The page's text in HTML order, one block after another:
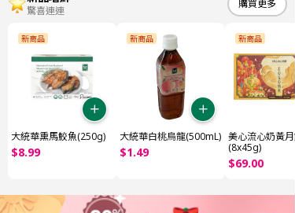
驚喜連連
購買更多
新商品
大統華熏馬鮫魚(250g)
$8.99
新商品
大統華白桃烏龍(500mL)
$1.49
新商品
美心流心奶黃月
(8x45g)
$69.00